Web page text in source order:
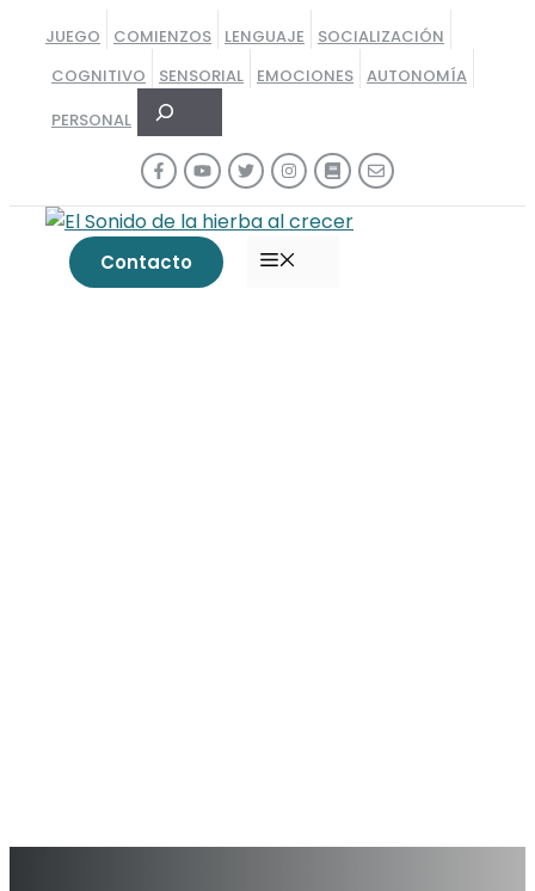
contenido
JUEGO COMIENZOS LENGUAJE
SOCIALIZACIÓN
COGNITIVO
SENSORIAL EMOCIONES AUTONOMÍA
PERSONAL
Buscar
Contacto